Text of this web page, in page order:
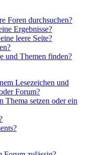
Foren durchsuchen?
Ergebnisse?
leere Seite?
und Themen finden?
Lesezeichen und
Forum?
Thema setzen oder ein